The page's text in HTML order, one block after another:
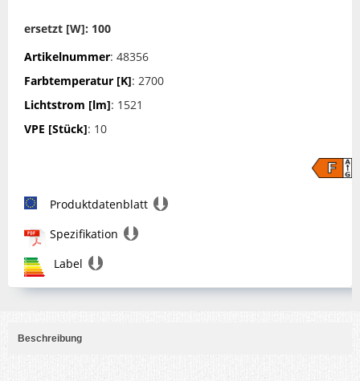
ersetzt [W]: 100
Artikelnummer: 48356
Farbtemperatur [K]: 2700
Lichtstrom [lm]: 1521
VPE [Stück]: 10
Produktdatenblatt
Spezifikation
Label
Beschreibung